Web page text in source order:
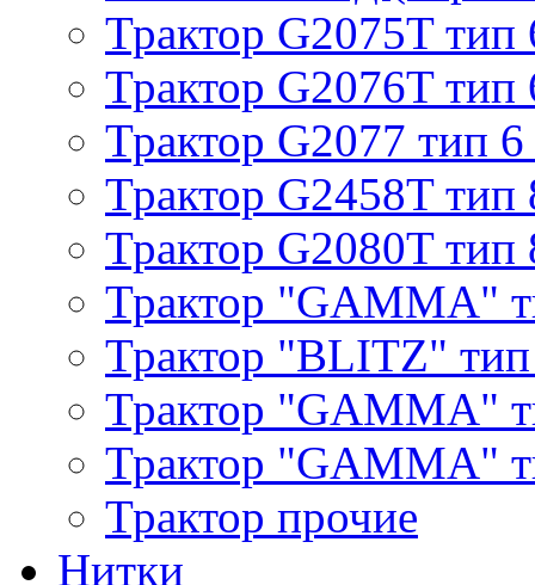
Трактор G2075T тип
Трактор G2076T тип
Трактор G2077 тип 6
Трактор G2458T тип
Трактор G2080T тип
Трактор "GAMMA"
Трактор "BLITZ"
Трактор "GAMMA"
Трактор "GAMMA"
Трактор прочие
Нитки